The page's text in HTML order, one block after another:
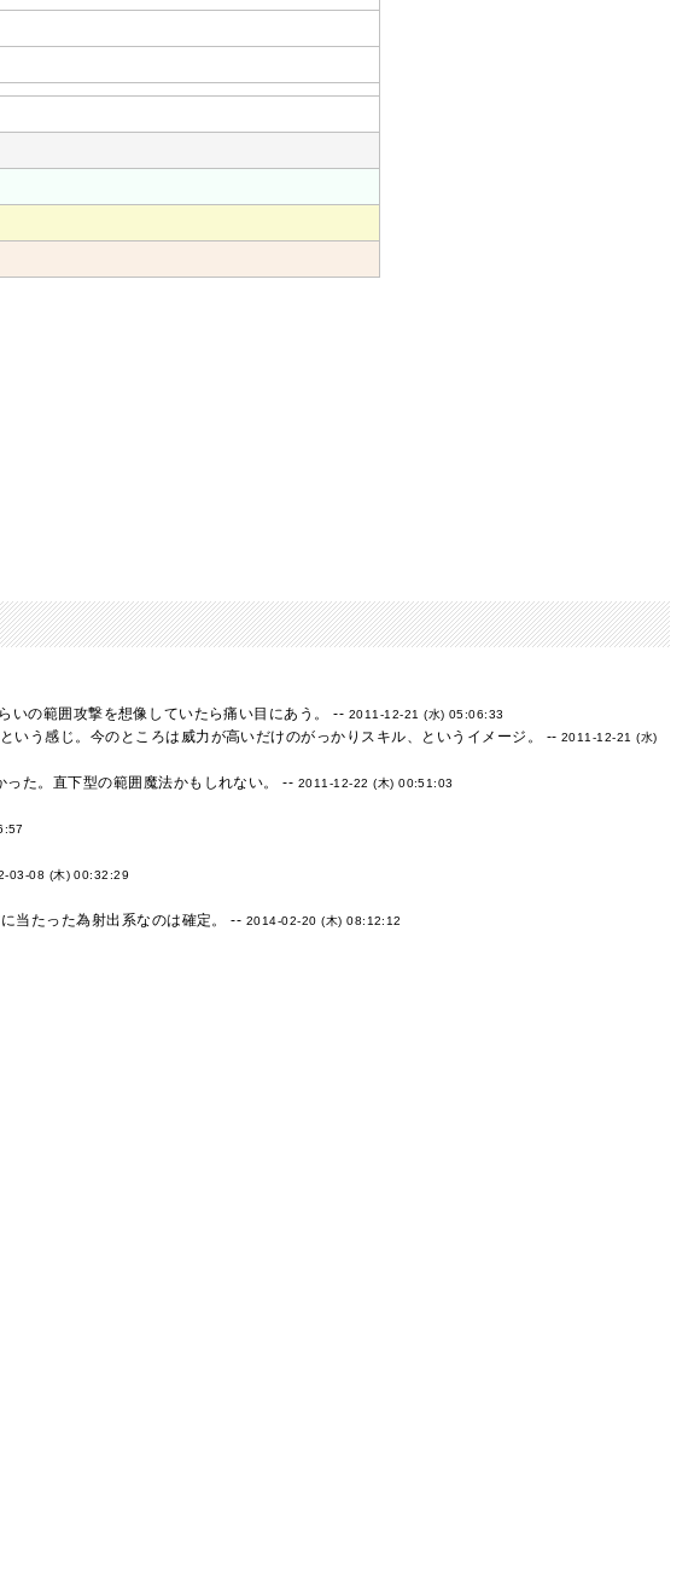
いの範囲攻撃を想像していたら痛い目にあう。 -- 2011-12-21 (水) 05:06:33
う感じ。今のところは威力が高いだけのがっかりスキル、というイメージ。 -- 2011-12-21 (水)
た。直下型の範囲魔法かもしれない。 -- 2011-12-22 (木) 00:51:03
03-08 (木) 00:32:29
当たった為射出系なのは確定。 -- 2014-02-20 (木) 08:12:12